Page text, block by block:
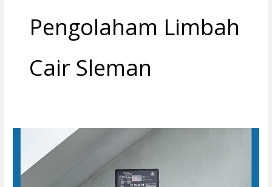
Pengolaham Limbah
Cair Sleman
Sumur